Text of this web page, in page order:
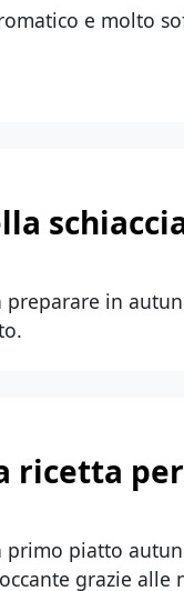
e molto
preparare in
ricetta
primo piatto
grazie alle